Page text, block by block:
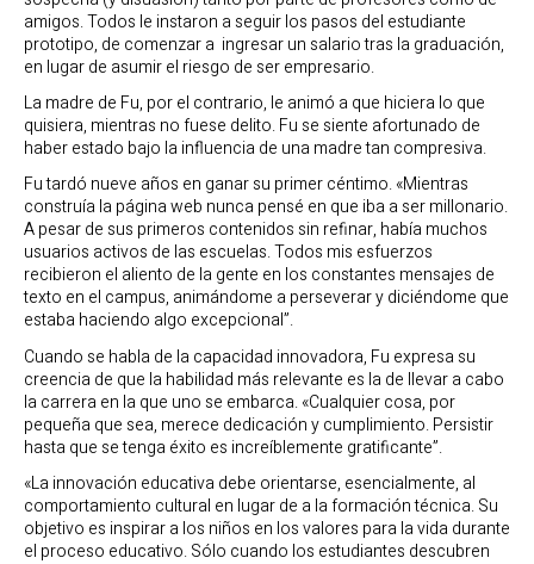
amigos. Todos le instaron a seguir los pasos del estudiante
prototipo, de comenzar a ingresar un salario tras la graduación,
en lugar de asumir el riesgo de ser empresario.
La madre de Fu, por el contrario, le animó a que hiciera lo que
quisiera, mientras no fuese delito. Fu se siente afortunado de
haber estado bajo la influencia de una madre tan compresiva.
Fu tardó nueve años en ganar su primer céntimo. «Mientras
construía la página web nunca pensé en que iba a ser millonario.
A pesar de sus primeros contenidos sin refinar, había muchos
usuarios activos de las escuelas. Todos mis esfuerzos
recibieron el aliento de la gente en los constantes mensajes de
texto en el campus, animándome a perseverar y diciéndome que
estaba haciendo algo excepcional”.
Cuando se habla de la capacidad innovadora, Fu expresa su
creencia de que la habilidad más relevante es la de llevar a cabo
la carrera en la que uno se embarca. «Cualquier cosa, por
pequeña que sea, merece dedicación y cumplimiento. Persistir
hasta que se tenga éxito es increíblemente gratificante”.
«La innovación educativa debe orientarse, esencialmente, al
comportamiento cultural en lugar de a la formación técnica. Su
objetivo es inspirar a los niños en los valores para la vida durante
el proceso educativo. Sólo cuando los estudiantes descubren